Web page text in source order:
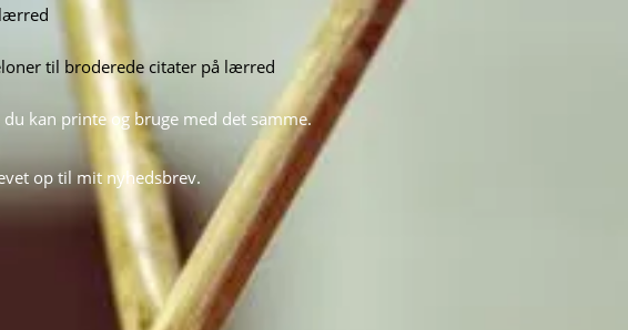
til broderede citater på lærred
kan printe og bruge med det samme.
op til mit nyhedsbrev.